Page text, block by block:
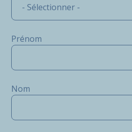
- Sélectionner -
Prénom
Nom